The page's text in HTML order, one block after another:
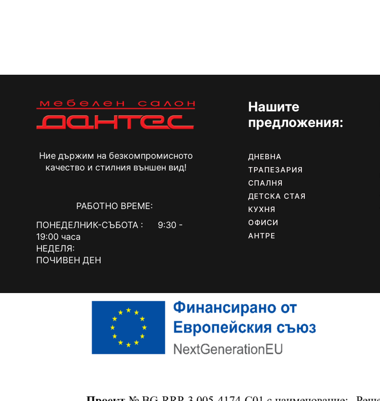
Ние държим на безкомпромисното
качество и стилния външен вид!
РАБОТНО ВРЕМЕ:
ПОНЕДЕЛНИК-СЪБОТА : 9:30 -
19:00 часа
НЕДЕЛЯ:
ПОЧИВЕН ДЕН
Нашите
предложения:
ДНЕВНА
ТРАПЕЗАРИЯ
СПАЛНЯ
ДЕТСКА СТАЯ
КУХНЯ
ОФИСИ
АНТРЕ